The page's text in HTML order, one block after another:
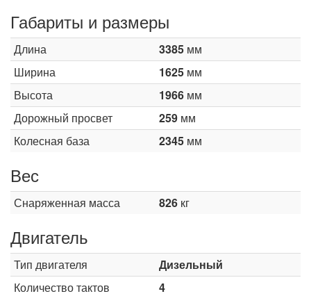
Габариты и размеры
Длина 3385 мм
Ширина
1625 мм
Высота
1966 мм
Дорожный просвет
259 мм
Колесная база
2345 мм
Вес
Снаряженная масса 826 кг
Двигатель
Тип двигателя
Дизельный
Количество тактов
4